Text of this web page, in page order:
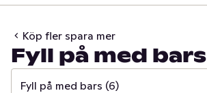
Köp fler spara mer
Fyll på med bars
Fyll på med bars (6)